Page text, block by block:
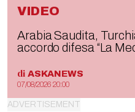
VIDEO
Arabia Saudita,
accordo difesa “La
di ASKANEWS
07/08/2026 20:00